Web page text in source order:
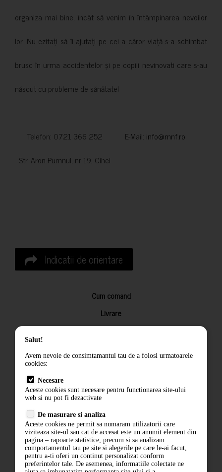
organiza mai bine, încât să venim în întâmpinarea nevoilor
lor. Nu ezitați să îi ajutați pe cei a căror viață s-a schimbat
brusc în urma accidentelor și pe copiii nevinovati care s-au
născut cu probleme de sănătate!
Telefon: 0721 366 252 E-Mail: info@mnf.ro
Str. Aron Pumnul, nr 19, Cihei
Indicatii de orientare
Cum comand
Livrare
Returnarea produselor
Termeni si conditii
Politica de confidentialitate
ANPC
Salut!
Avem nevoie de consimtamantul tau de a folosi urmatoarele
cookies:
Necesare
Aceste cookies sunt necesare pentru functionarea site-ului
web si nu pot fi dezactivate
De masurare si analiza
Aceste cookies ne permit sa numaram utilizatorii care
viziteaza site-ul sau cat de accesat este un anumit element din
pagina – rapoarte statistice, precum si sa analizam
comportamentul tau pe site si alegerile pe care le-ai facut,
pentru a-ti oferi un continut personalizat conform
preferintelor tale. De asemenea, informatiile colectate ne